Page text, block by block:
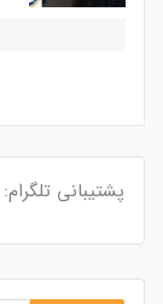
پشتیبانی تلگرام: